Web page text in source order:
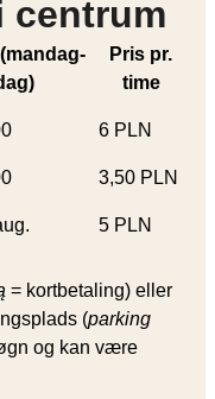
centrum
Pris pr.
time
6 PLN
3,50 PLN
5 PLN
= kortbetaling) eller
(parking
og kan være